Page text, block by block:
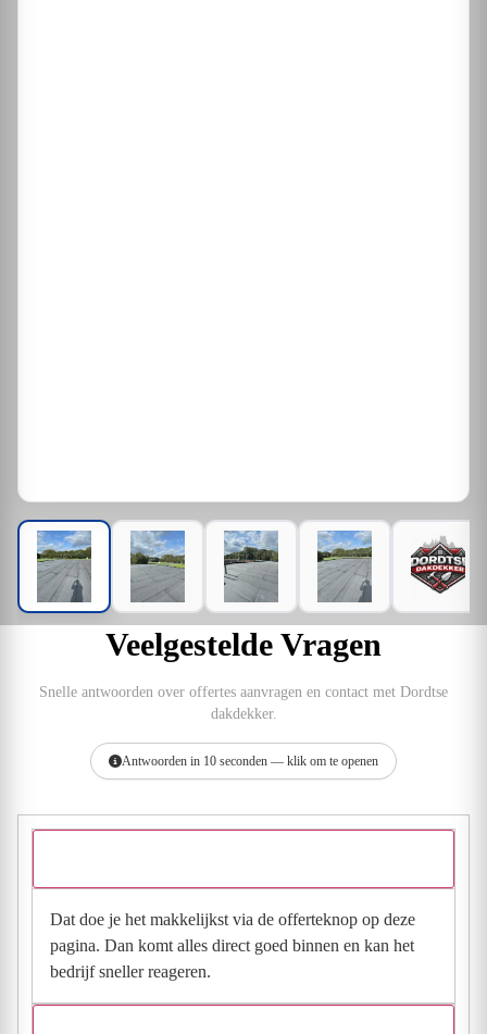
Veelgestelde Vragen
Snelle antwoorden over offertes aanvragen en contact met Dordtse
dakdekker.
Antwoorden in 10 seconden — klik om te openen
Dat doe je het makkelijkst via de offerteknop op deze
pagina. Dan komt alles direct goed binnen en kan het
bedrijf sneller reageren.